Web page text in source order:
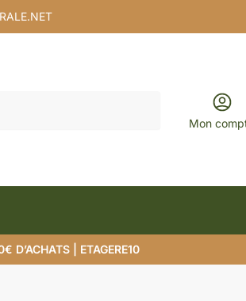
Mon
D’ACHATS | ETAGERE10